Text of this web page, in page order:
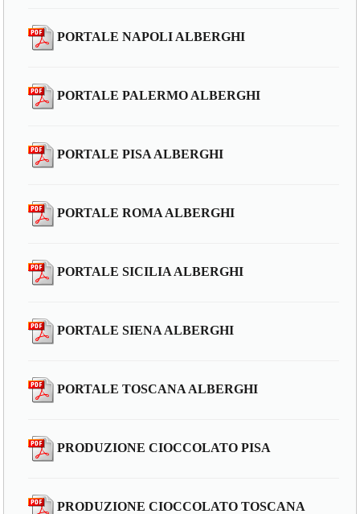
PORTALE NAPOLI ALBERGHI
PORTALE PALERMO ALBERGHI
PORTALE PISA ALBERGHI
PORTALE ROMA ALBERGHI
PORTALE SICILIA ALBERGHI
PORTALE SIENA ALBERGHI
PORTALE TOSCANA ALBERGHI
PRODUZIONE CIOCCOLATO PISA
PRODUZIONE CIOCCOLATO TOSCANA